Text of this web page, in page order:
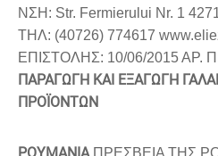
ΝΣΗ: Str. Fermierului Nr. 1
ΤΗΛ: (40726) 774617
ΕΠΙΣΤΟΛΗΣ: 10/06/2015 ΑΡ.
ΠΑΡΑΓΩΓΗ ΚΑΙ ΕΞΑΓΩΓΗ
ΠΡΟΪΟΝΤΩΝ
ΠΡΕΣΒΕΙΑ ΤΗΣ